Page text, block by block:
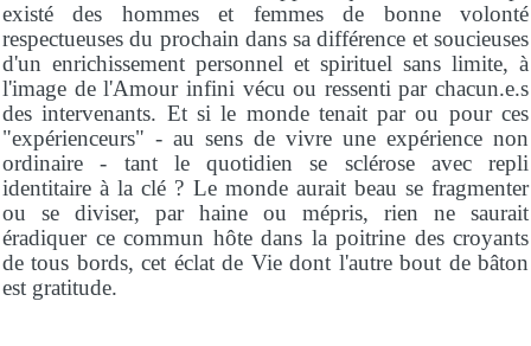
existé des hommes et femmes de bonne volonté
respectueuses du prochain dans sa différence et soucieuses
d'un enrichissement personnel et spirituel sans limite, à
l'image de l'Amour infini vécu ou ressenti par chacun.e.s
des intervenants. Et si le monde tenait par ou pour ces
"expérienceurs" - au sens de vivre une expérience non
ordinaire - tant le quotidien se sclérose avec repli
identitaire à la clé ? Le monde aurait beau se fragmenter
ou se diviser, par haine ou mépris, rien ne saurait
éradiquer ce commun hôte dans la poitrine des croyants
de tous bords, cet éclat de Vie dont l'autre bout de bâton
est gratitude.